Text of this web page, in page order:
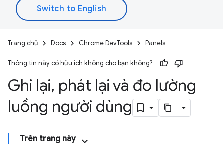
Trang chủ Docs Chrome DevTools Panels
Thông tin này có hữu ích không cho bạn không?
Ghi lại, phát lại và đo lường
luồng người dùng
Trên trang này